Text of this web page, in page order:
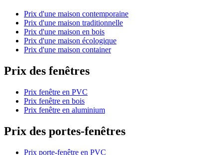
Prix d'une maison contemporaine
Prix d'une maison traditionnelle
Prix d'une maison en bois
Prix d'une maison écologique
Prix d'une maison container
Prix des fenêtres
Prix fenêtre en PVC
Prix fenêtre en bois
Prix fenêtre en aluminium
Prix des portes-fenêtres
Prix porte-fenêtre en PVC